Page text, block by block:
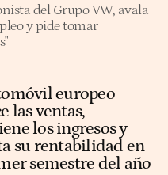
del Grupo VW, avala
y pide tomar
europeo
las ventas,
los ingresos y
su rentabilidad en
semestre del año